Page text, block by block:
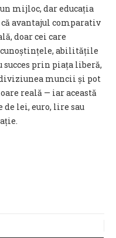
mijloc, dar educația
avantajul comparativ
doar cei care
abilitățile
prin piața liberă,
muncii și pot
reală — iar această
de lei, euro, lire sau